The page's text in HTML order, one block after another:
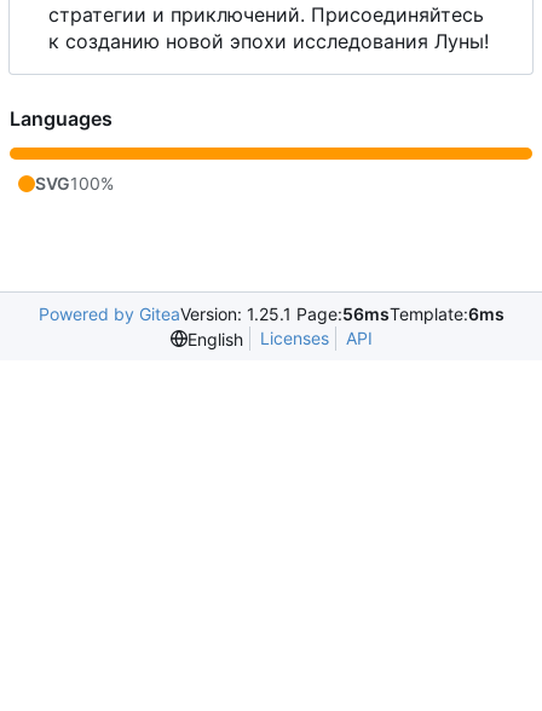
стратегии и приключений. Присоединяйтесь
к созданию новой эпохи исследования Луны!
Languages
SVG100%
Powered by GiteaVersion: 1.25.1 Page:56msTemplate:6ms
English
Licenses API